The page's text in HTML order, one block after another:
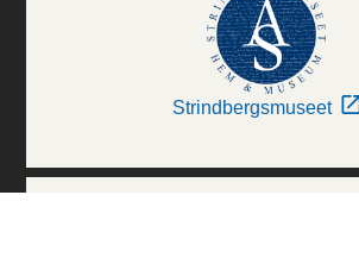
Strindbergsmuseet